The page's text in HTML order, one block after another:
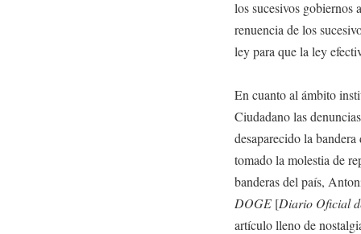
los sucesivos gobiernos
renuencia de los
ley para que la ley
En cuanto al ámbito
Ciudadano las
desaparecido la
tomado la molestia de
banderas del país,
DOGE[Diario Oficial
artículo lleno de